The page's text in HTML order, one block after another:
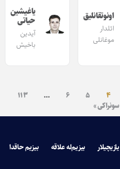
اونوتقانلیق
ائلدار
موغانلی
یاغیشین
حیاتی
آیدین
باخیش
۴ ۵ ۶ …
۱۱۳
سونراکی »
یازیچیلار بیزیم‌له علاقه بیزیم حاقدا